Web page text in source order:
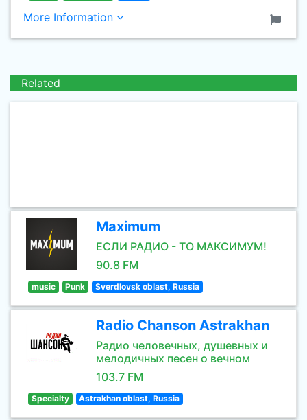
More Information
Related
Maximum
ЕСЛИ РАДИО - ТО МАКСИМУМ!
90.8 FM
music Punk Sverdlovsk oblast, Russia
Radio Chanson Astrakhan
Радио человечных, душевных и
мелодичных песен о вечном
103.7 FM
Specialty Astrakhan oblast, Russia